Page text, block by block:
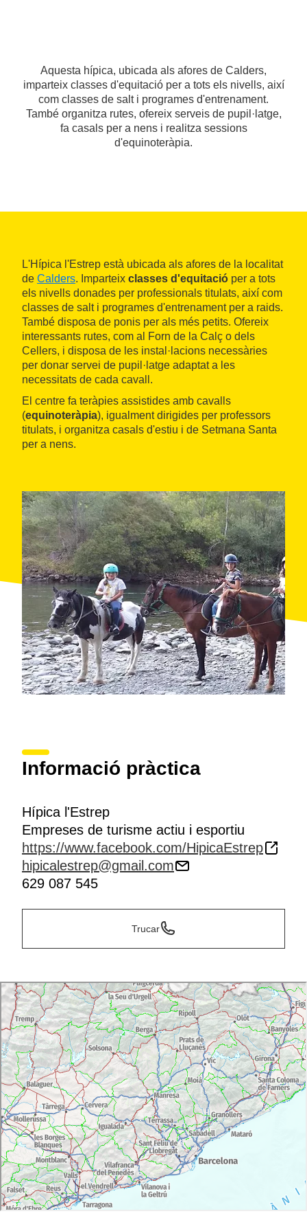
Aquesta hípica, ubicada als afores de Calders,
imparteix classes d'equitació per a tots els nivells, així
com classes de salt i programes d'entrenament.
També organitza rutes, ofereix serveis de pupil·latge,
fa casals per a nens i realitza sessions
d'equinoteràpia.
L'Hípica l'Estrep està ubicada als afores de la localitat
de Calders. Imparteix classes d'equitació per a tots
els nivells donades per professionals titulats, així com
classes de salt i programes d'entrenament per a raids.
També disposa de ponis per als més petits. Ofereix
interessants rutes, com al Forn de la Calç o dels
Cellers, i disposa de les instal·lacions necessàries
per donar servei de pupil·latge adaptat a les
necessitats de cada cavall.
El centre fa teràpies assistides amb cavalls
(equinoteràpia), igualment dirigides per professors
titulats, i organitza casals d'estiu i de Setmana Santa
per a nens.
Informació pràctica
Hípica l'Estrep
Empreses de turisme actiu i esportiu
https://www.facebook.com/HipicaEstrep
hipicalestrep@gmail.com
629 087 545
Trucar